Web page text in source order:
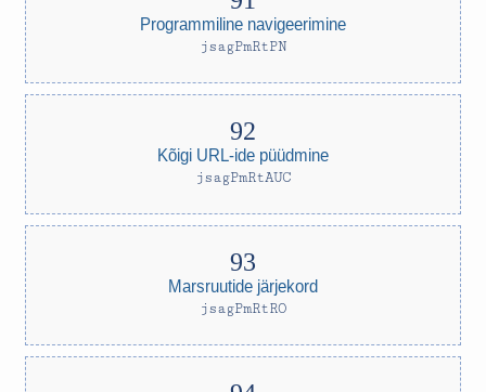
Programmiline navigeerimine
jsagPmRtPN
Kõigi URL-ide püüdmine
jsagPmRtAUC
Marsruutide järjekord
jsagPmRtRO